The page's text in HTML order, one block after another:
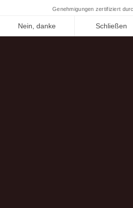
Spiral-Sicherungsringe